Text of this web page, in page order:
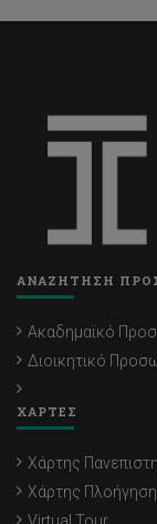
ΑΝΑΖΗΤΗΣΗ
Ακαδημαϊκό
Διοικητικό
ΧΑΡΤΕΣ
Χάρτης
Χάρτης